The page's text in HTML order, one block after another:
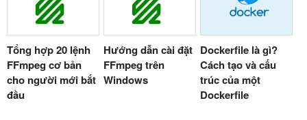
Tổng hợp 20 lệnh
FFmpeg cơ bản
cho người mới bắt
đầu
Hướng dẫn cài đặt
FFmpeg trên
Windows
Dockerfile là gì?
Cách tạo và cấu
trúc của một
Dockerfile